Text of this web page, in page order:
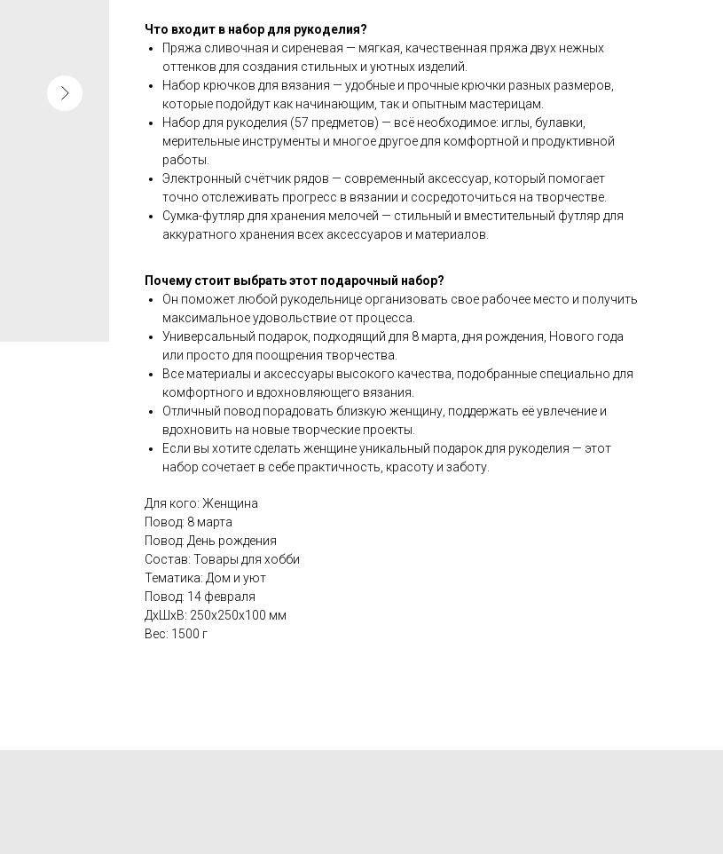
Что входит в набор для рукоделия?
Пряжа сливочная и сиреневая — мягкая, качественная пряжа двух нежных
оттенков для создания стильных и уютных изделий.
Набор крючков для вязания — удобные и прочные крючки разных размеров,
которые подойдут как начинающим, так и опытным мастерицам.
Набор для рукоделия (57 предметов) — всё необходимое: иглы, булавки,
мерительные инструменты и многое другое для комфортной и продуктивной
работы.
Электронный счётчик рядов — современный аксессуар, который помогает
точно отслеживать прогресс в вязании и сосредоточиться на творчестве.
Сумка-футляр для хранения мелочей — стильный и вместительный футляр для
аккуратного хранения всех аксессуаров и материалов.
Почему стоит выбрать этот подарочный набор?
Он поможет любой рукодельнице организовать свое рабочее место и получить
максимальное удовольствие от процесса.
Универсальный подарок, подходящий для 8 марта, дня рождения, Нового года
или просто для поощрения творчества.
Все материалы и аксессуары высокого качества, подобранные специально для
комфортного и вдохновляющего вязания.
Отличный повод порадовать близкую женщину, поддержать её увлечение и
вдохновить на новые творческие проекты.
Если вы хотите сделать женщине уникальный подарок для рукоделия — этот
набор сочетает в себе практичность, красоту и заботу.
Для кого: Женщина
Повод: 8 марта
Повод: День рождения
Состав: Товары для хобби
Тематика: Дом и уют
Повод: 14 февраля
ДxШxВ: 250x250x100 мм
Вес: 1500 г